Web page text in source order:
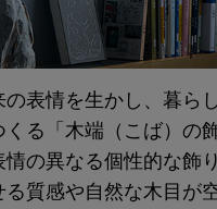
の表情を生かし、暮ら
くる「木端（こば）の
情の異なる個性的な飾
る質感や自然な木目が